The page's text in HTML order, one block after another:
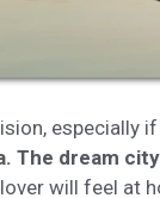
especially
The dream
will feel at
La